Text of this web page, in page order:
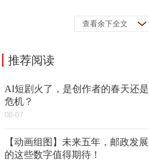
查看余下全文
推荐阅读
AI短剧火了，是创作者的春天还是
危机？
08-07
【动画组图】未来五年，邮政发展
的这些数字值得期待！